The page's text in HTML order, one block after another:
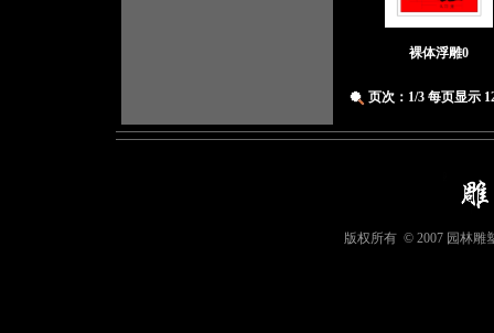
裸体浮雕0
页次：1/3 每页显示
版权所有 © 2007 园林雕